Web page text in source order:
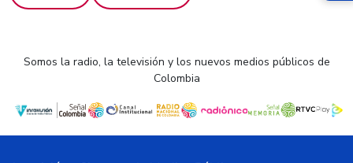
Somos la radio, la televisión y los nuevos medios públicos de
Colombia